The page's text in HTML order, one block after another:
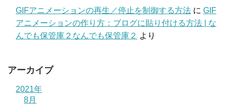
GIFアニメーションの再生／停止を制御する方法 に GIF
アニメーションの作り方：ブログに貼り付ける方法 | な
んでも保管庫２なんでも保管庫２ より
アーカイブ
2021年
8月